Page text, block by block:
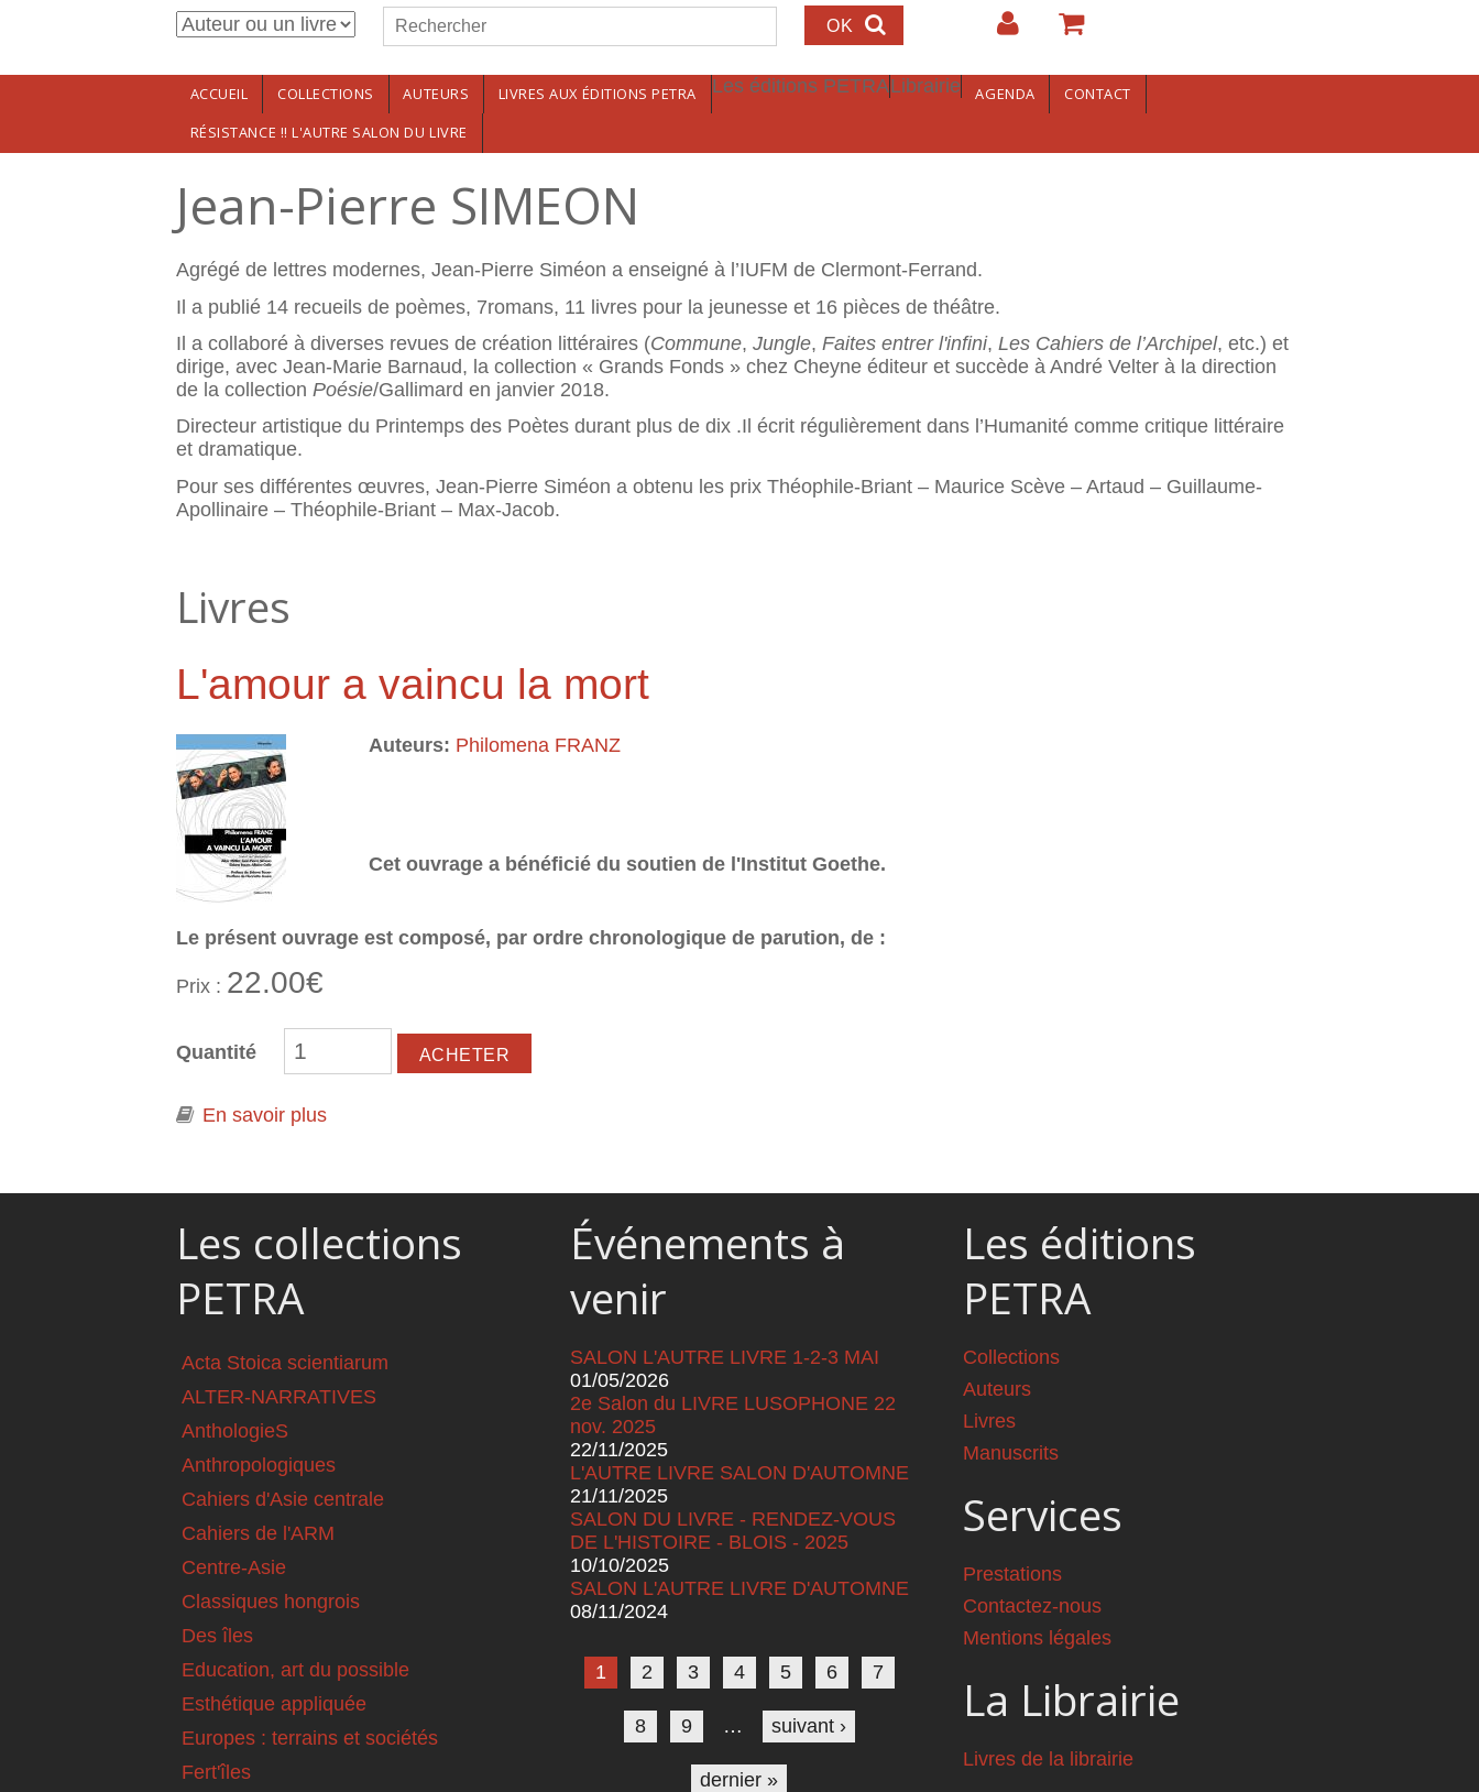
Aller au contenu principalFormulaire de recherche
Rechercher
ACCUEIL COLLECTIONS AUTEURS LIVRES AUX ÉDITIONS PETRA Les éditions PETRALibrairie AGENDA
CONTACT
RÉSISTANCE !! L'AUTRE SALON DU LIVRE
Jean-Pierre SIMEON
Agrégé de lettres modernes, Jean-Pierre Siméon a enseigné à l’IUFM de Clermont-Ferrand.
Il a publié 14 recueils de poèmes, 7romans, 11 livres pour la jeunesse et 16 pièces de théâtre.
Il a collaboré à diverses revues de création littéraires (Commune, Jungle, Faites entrer l'infini, Les Cahiers de l’Archipel, etc.) et
dirige, avec Jean-Marie Barnaud, la collection « Grands Fonds » chez Cheyne éditeur et succède à André Velter à la direction
de la collection Poésie/Gallimard en janvier 2018.
Directeur artistique du Printemps des Poètes durant plus de dix .Il écrit régulièrement dans l’Humanité comme critique littéraire
et dramatique.
Pour ses différentes œuvres, Jean-Pierre Siméon a obtenu les prix Théophile-Briant – Maurice Scève – Artaud – Guillaume-
Apollinaire – Théophile-Briant – Max-Jacob.
Livres
L'amour a vaincu la mort
Auteurs: Philomena FRANZ
Cet ouvrage a bénéficié du soutien de l'Institut Goethe.
Le présent ouvrage est composé, par ordre chronologique de parution, de :
Prix : 22.00€
Quantité
En savoir plus
Les collections
PETRA
Acta Stoica scientiarum
ALTER-NARRATIVES
AnthologieS
Anthropologiques
Cahiers d'Asie centrale
Cahiers de l'ARM
Centre-Asie
Classiques hongrois
Des îles
Education, art du possible
Esthétique appliquée
Europes : terrains et sociétés
Fert'îles
Événements à
venir
SALON L'AUTRE LIVRE 1-2-3 MAI
01/05/2026
2e Salon du LIVRE LUSOPHONE 22
nov. 2025
22/11/2025
L'AUTRE LIVRE SALON D'AUTOMNE
21/11/2025
SALON DU LIVRE - RENDEZ-VOUS
DE L'HISTOIRE - BLOIS - 2025
10/10/2025
SALON L'AUTRE LIVRE D'AUTOMNE
08/11/2024
Pages
1 2 3 4 5 6 7
8 9 … suivant ›
dernier »
Les éditions
PETRA
Collections
Auteurs
Livres
Manuscrits
Services
Prestations
Contactez-nous
Mentions légales
La Librairie
Livres de la librairie